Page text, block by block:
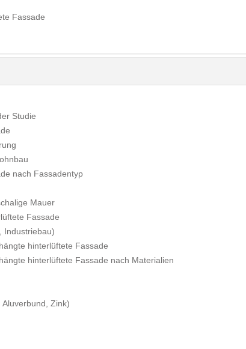
Fassade
Studie
nach Fassadentyp
Mauer
Fassade
Industriebau)
hinterlüftete Fassade
hinterlüftete Fassade nach Materialien
Zink)